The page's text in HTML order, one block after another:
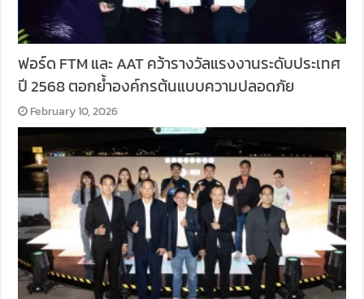
ฟอร์ด FTM และ AAT คว้ารางวัลแรงงานระดับประเทศ
ปี 2568 ตอกย้ำองค์กรต้นแบบความปลอดภัย
February 10, 2026